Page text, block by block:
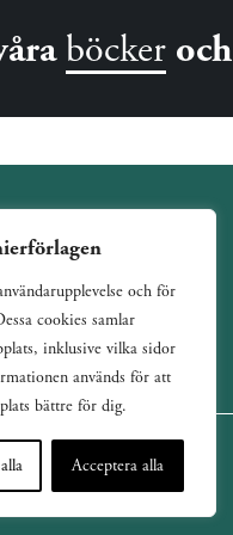
och för
cookies samlar
inklusive vilka sidor
används för att
bättre för dig.
Acceptera alla
böcker och
förlag
varierad utgivning
de flesta genrer.